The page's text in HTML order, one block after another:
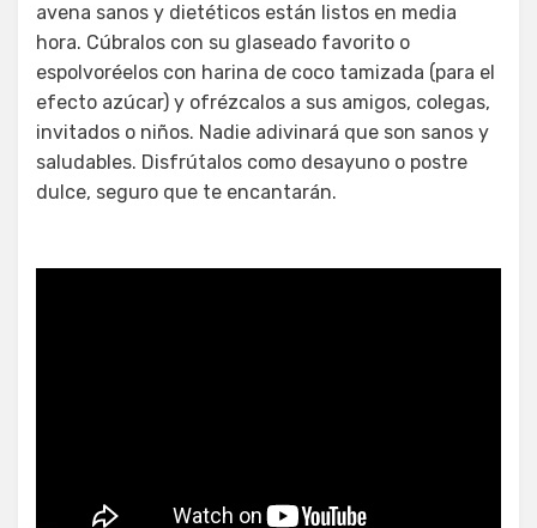
avena sanos y dietéticos están listos en media
hora. Cúbralos con su glaseado favorito o
espolvoréelos con harina de coco tamizada (para el
efecto azúcar) y ofrézcalos a sus amigos, colegas,
invitados o niños. Nadie adivinará que son sanos y
saludables. Disfrútalos como desayuno o postre
dulce, seguro que te encantarán.